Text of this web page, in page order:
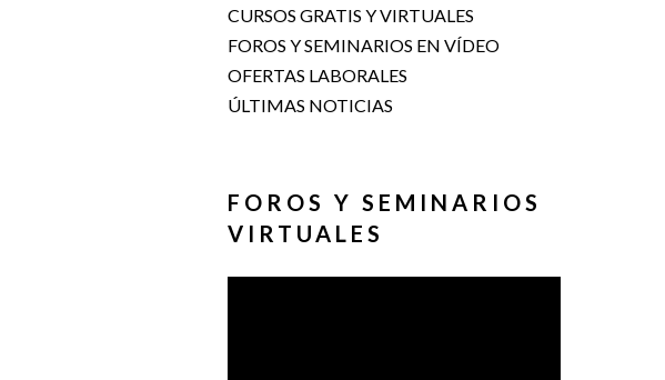
CURSOS GRATIS Y VIRTUALES
FOROS Y SEMINARIOS EN VÍDEO
OFERTAS LABORALES
ÚLTIMAS NOTICIAS
FOROS Y SEMINARIOS
VIRTUALES